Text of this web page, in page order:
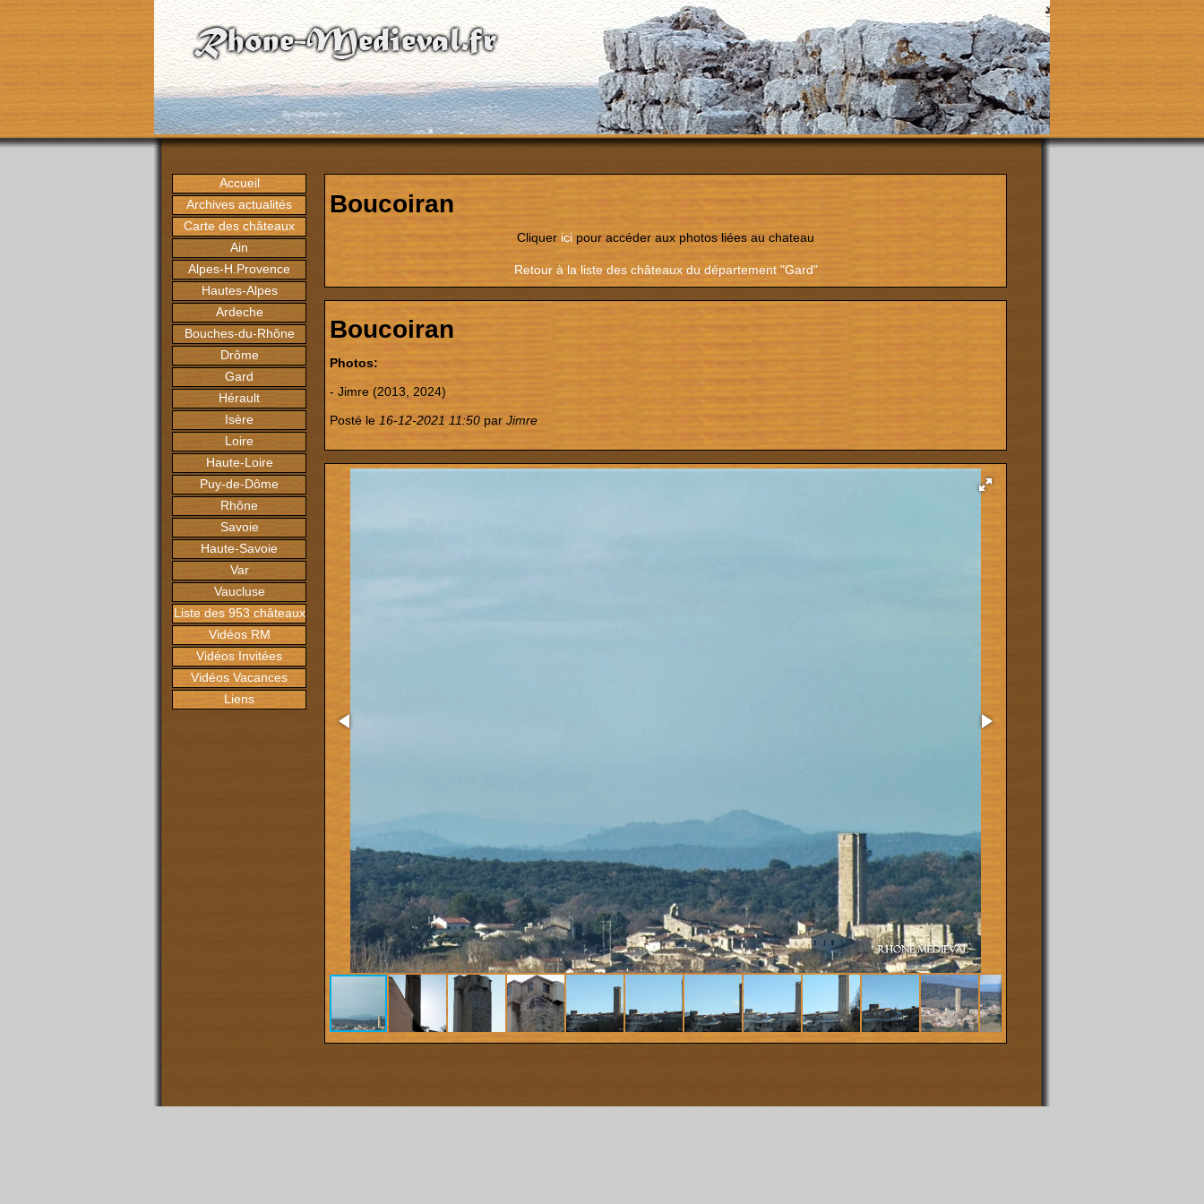
Accueil
Archives actualités
Carte des châteaux
Ain
Alpes-H.Provence
Hautes-Alpes
Ardeche
Bouches-du-Rhône
Drôme
Gard
Hérault
Isère
Loire
Haute-Loire
Puy-de-Dôme
Rhône
Savoie
Haute-Savoie
Var
Vaucluse
Liste des 953 châteaux
Vidéos RM
Vidéos Invitées
Vidéos Vacances
Liens
Boucoiran
Cliquer ici pour accéder aux photos liées au chateau
Retour à la liste des châteaux du département "Gard"
Boucoiran
Photos:
- Jimre (2013, 2024)
Posté le 16-12-2021 11:50 par Jimre